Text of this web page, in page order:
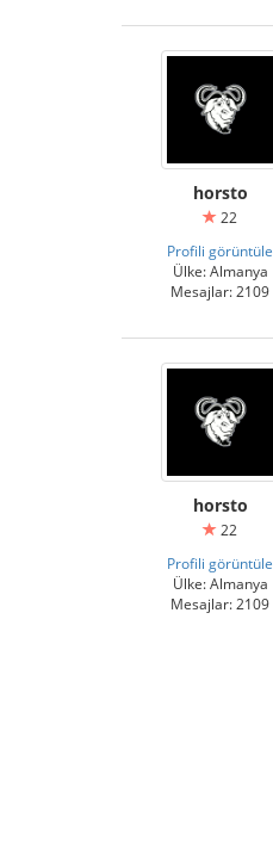
horsto
22
Profili görüntüle
Ülke: Almanya
Mesajlar: 2109
horsto
22
Profili görüntüle
Ülke: Almanya
Mesajlar: 2109